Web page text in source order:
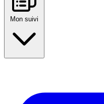
Mon suivi